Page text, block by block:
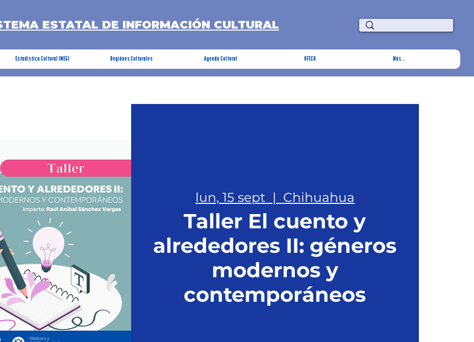
ESTATAL DE INFORMACIÓN CULTURAL
Estadística Cultural INEGI Regiónes Culturales Agenda Cultural OFECH Más...
lun, 15 sept
  |
Chihuahua
Taller El cuento y
alrededores II: géneros
modernos y
contemporáneos